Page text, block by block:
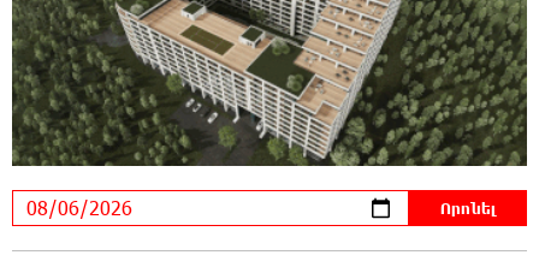
22:54:16 5-08-2026
Զովունի-Եղվարդ ճանապարհին բախվել են
«Alfa Romeo»-ն և «Opel»-ը. կա վիրավոր
22:44:25 5-08-2026
Անունս տալուց առաջ գոնե լվացվեք․ Էդմոն